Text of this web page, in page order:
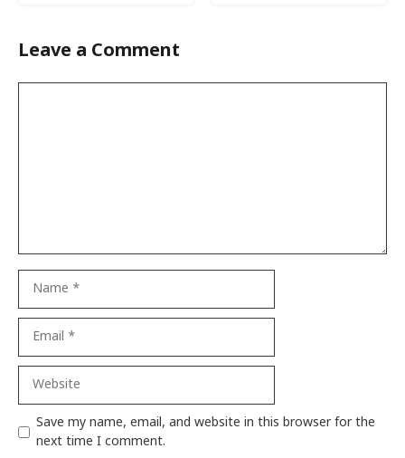
Leave a Comment
Website
Save my name, email, and website in this browser for the
next time I comment.